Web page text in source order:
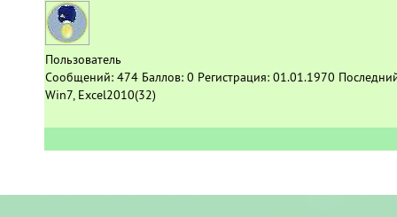
Пользователь
Сообщений: 474 Баллов: 0 Регистрация: 01.01.1970
Win7, Excel2010(32)